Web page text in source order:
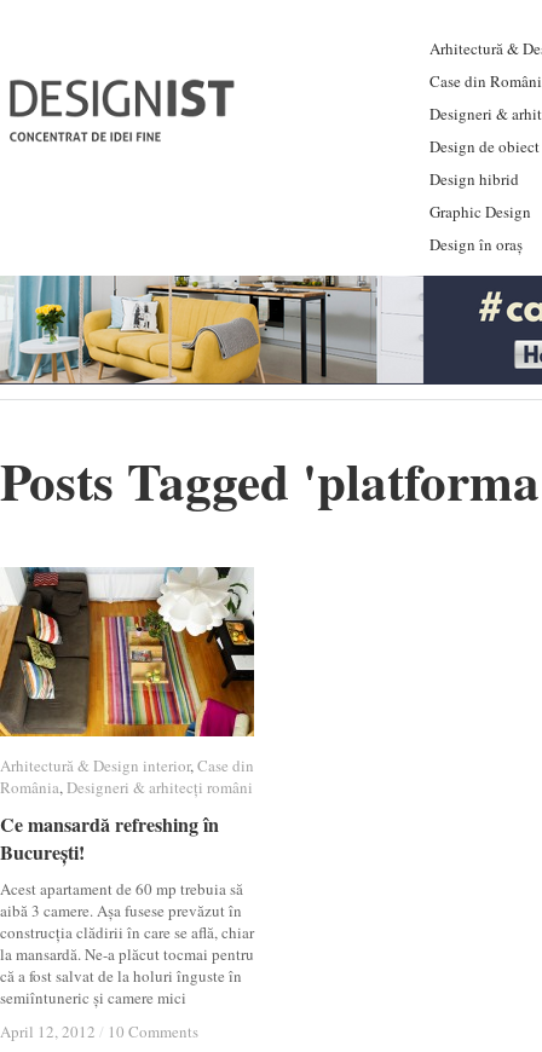
Arhitectură &
Case din
Designeri &
Design de obiect
Design hibrid
Graphic Design
Design în oraș
Posts Tagged '
Arhitectură & Design interior,Case din
România,Designeri & arhitecți români
Ce mansardă refreshing în
București!
Acest apartament de 60 mp trebuia să
aibă 3 camere. Așa fusese prevăzut în
construcția clădirii în care se află, chiar
la mansardă. Ne-a plăcut tocmai pentru
că a fost salvat de la holuri înguste în
semiîntuneric și camere mici
April 12, 2012 / 10 Comments
Arhitectură & Design interior Case din
România Designeri & arhitecți români
Ce mansardă refreshing în
București!
April 12, 2012 / 10 Comments